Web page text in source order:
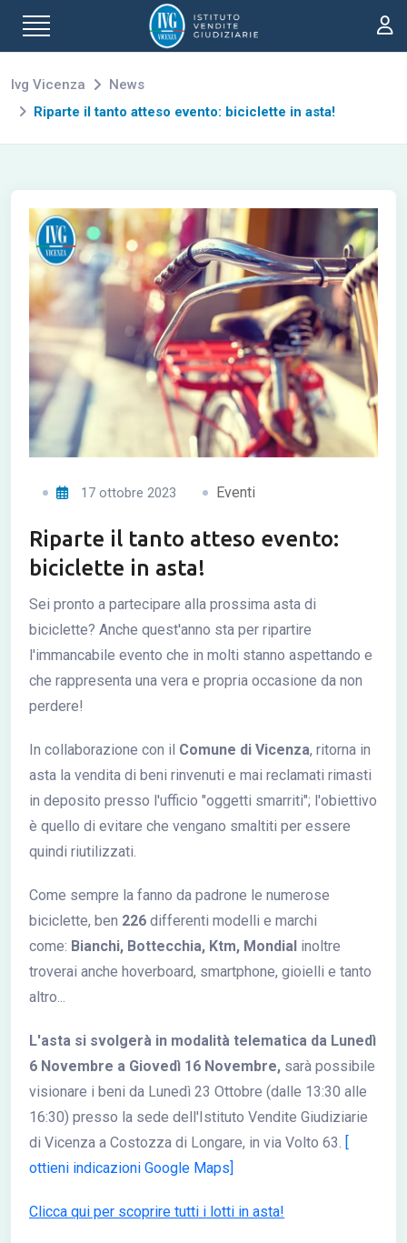
Ivg Vicenza
News
Riparte il tanto atteso evento: biciclette in asta!
17 ottobre 2023 Eventi
Riparte il tanto atteso evento:
biciclette in asta!
Sei pronto a partecipare alla prossima asta di
biciclette? Anche quest'anno sta per ripartire
l'immancabile evento che in molti stanno aspettando e
che rappresenta una vera e propria occasione da non
perdere!
In collaborazione con il Comune di Vicenza, ritorna in
asta la vendita di beni rinvenuti e mai reclamati rimasti
in deposito presso l'ufficio "oggetti smarriti"; l'obiettivo
è quello di evitare che vengano smaltiti per essere
quindi riutilizzati.
Come sempre la fanno da padrone le numerose
biciclette, ben 226 differenti modelli e marchi
come: Bianchi, Bottecchia, Ktm, Mondial inoltre
troverai anche hoverboard, smartphone, gioielli e tanto
altro...
L'asta si svolgerà in modalità telematica da Lunedì
6 Novembre a Giovedì 16 Novembre, sarà possibile
visionare i beni da Lunedì 23 Ottobre (dalle 13:30 alle
16:30) presso la sede dell'Istituto Vendite Giudiziarie
di Vicenza a Costozza di Longare, in via Volto 63. [
ottieni indicazioni Google Maps]
Clicca qui per scoprire tutti i lotti in asta!